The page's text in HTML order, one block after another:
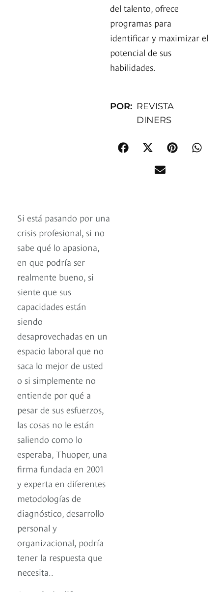
del talento, ofrece
programas para
identificar y maximizar el
potencial de sus
habilidades.
POR: REVISTA
DINERS
Si está pasando por una
crisis profesional, si no
sabe qué lo apasiona,
en que podría ser
realmente bueno, si
siente que sus
capacidades están
siendo
desaprovechadas en un
espacio laboral que no
saca lo mejor de usted
o si simplemente no
entiende por qué a
pesar de sus esfuerzos,
las cosas no le están
saliendo como lo
esperaba, Thuoper, una
firma fundada en 2001
y experta en diferentes
metodologías de
diagnóstico, desarrollo
personal y
organizacional, podría
tener la respuesta que
necesita..